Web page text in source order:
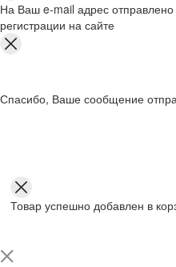
На Ваш e-mail адрес
регистрации на сайте
Спасибо, Ваше сообщение
Товар успешно добавлен в